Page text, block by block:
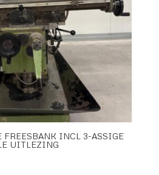
FREESBANK INCL 3-ASSIGE
UITLEZING